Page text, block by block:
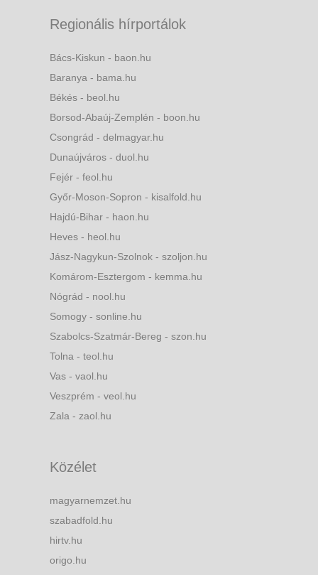
Regionális hírportálok
Bács-Kiskun - baon.hu
Baranya - bama.hu
Békés - beol.hu
Borsod-Abaúj-Zemplén - boon.hu
Csongrád - delmagyar.hu
Dunaújváros - duol.hu
Fejér - feol.hu
Győr-Moson-Sopron - kisalfold.hu
Hajdú-Bihar - haon.hu
Heves - heol.hu
Jász-Nagykun-Szolnok - szoljon.hu
Komárom-Esztergom - kemma.hu
Nógrád - nool.hu
Somogy - sonline.hu
Szabolcs-Szatmár-Bereg - szon.hu
Tolna - teol.hu
Vas - vaol.hu
Veszprém - veol.hu
Zala - zaol.hu
Közélet
magyarnemzet.hu
szabadfold.hu
hirtv.hu
origo.hu